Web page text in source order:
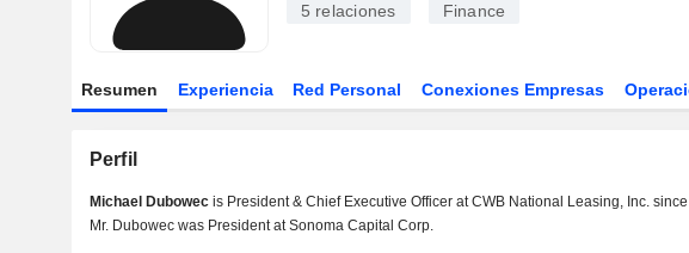
5 relaciones Finance
Resumen Experiencia Red Personal Conexiones Empresas
Perfil
Michael Dubowecis President & Chief Executive Officer at CWB National Leasing, Inc.
Mr. Dubowec was President at Sonoma Capital Corp.